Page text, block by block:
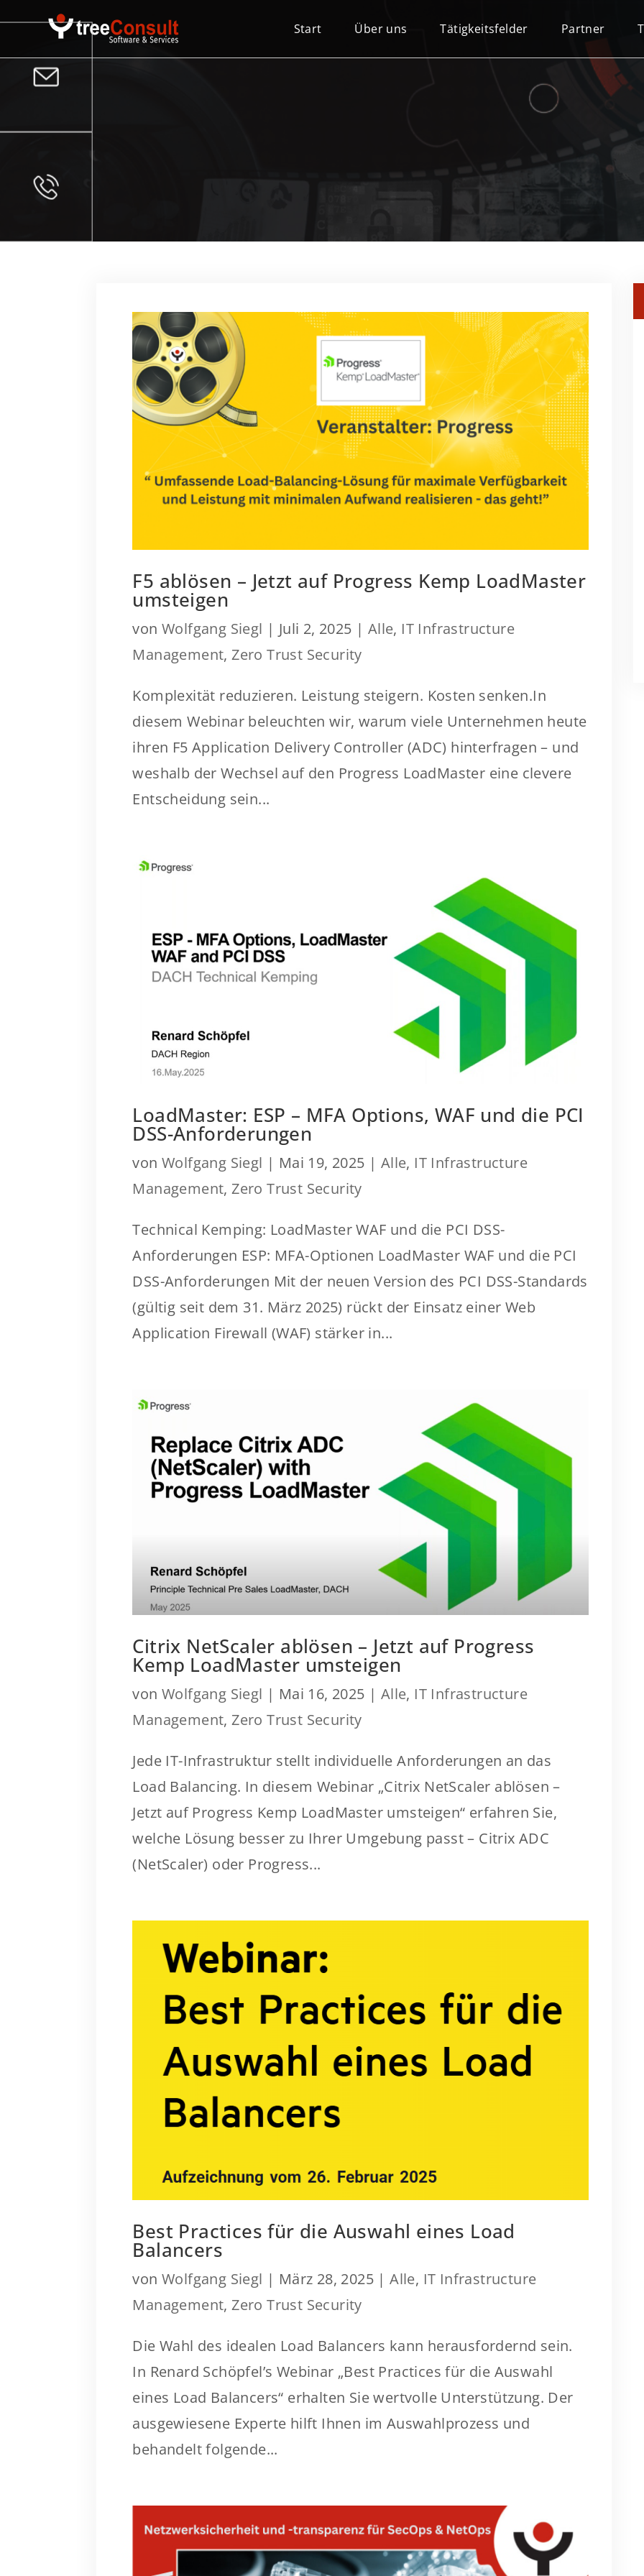
Start Über uns Tätigkeitsfelder Partner
F5 ablösen – Jetzt auf Progress Kemp LoadMaster
umsteigen
vonWolfgang Siegl | Juli 2, 2025 | Alle, IT Infrastructure
Management,Zero Trust Security
Komplexität reduzieren. Leistung steigern. Kosten senken.In
diesem Webinar beleuchten wir, warum viele Unternehmen heute
ihren F5 Application Delivery Controller (ADC) hinterfragen – und
weshalb der Wechsel auf den Progress LoadMaster eine clevere
Entscheidung sein...
LoadMaster: ESP – MFA Options, WAF und die PCI
DSS-Anforderungen
vonWolfgang Siegl | Mai 19, 2025 | Alle, IT Infrastructure
Management,Zero Trust Security
Technical Kemping: LoadMaster WAF und die PCI DSS-
Anforderungen ESP: MFA-Optionen LoadMaster WAF und die PCI
DSS-Anforderungen Mit der neuen Version des PCI DSS-Standards
(gültig seit dem 31. März 2025) rückt der Einsatz einer Web
Application Firewall (WAF) stärker in...
Citrix NetScaler ablösen – Jetzt auf Progress
Kemp LoadMaster umsteigen
vonWolfgang Siegl | Mai 16, 2025 | Alle, IT Infrastructure
Management,Zero Trust Security
Jede IT-Infrastruktur stellt individuelle Anforderungen an das
Load Balancing. In diesem Webinar „Citrix NetScaler ablösen –
Jetzt auf Progress Kemp LoadMaster umsteigen“ erfahren Sie,
welche Lösung besser zu Ihrer Umgebung passt – Citrix ADC
(NetScaler) oder Progress...
Best Practices für die Auswahl eines Load
Balancers
vonWolfgang Siegl | März 28, 2025 |Alle, IT Infrastructure
Management,Zero Trust Security
Die Wahl des idealen Load Balancers kann herausfordernd sein.
In Renard Schöpfel’s Webinar „Best Practices für die Auswahl
eines Load Balancers“ erhalten Sie wertvolle Unterstützung. Der
ausgewiesene Experte hilft Ihnen im Auswahlprozess und
behandelt folgende...